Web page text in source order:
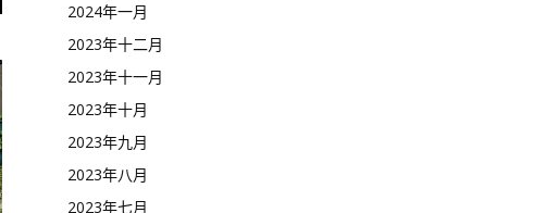
2024年一月
2023年十二月
2023年十一月
2023年十月
2023年九月
2023年八月
2023年七月